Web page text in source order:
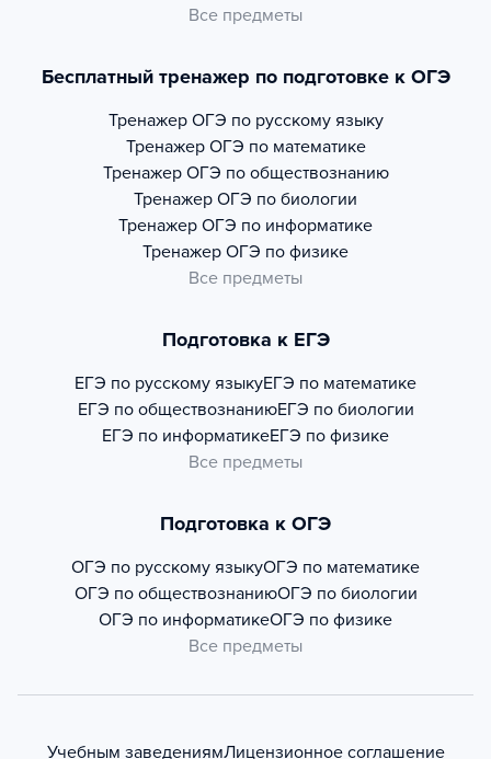
Все предметы
Бесплатный тренажер по подготовке к ОГЭ
Тренажер ОГЭ по русскому языку
Тренажер ОГЭ по математике
Тренажер ОГЭ по обществознанию
Тренажер ОГЭ по биологии
Тренажер ОГЭ по информатике
Тренажер ОГЭ по физике
Все предметы
Подготовка к ЕГЭ
ЕГЭ по русскому языкуЕГЭ по математике
ЕГЭ по обществознаниюЕГЭ по биологии
ЕГЭ по информатикеЕГЭ по физике
Все предметы
Подготовка к ОГЭ
ОГЭ по русскому языкуОГЭ по математике
ОГЭ по обществознаниюОГЭ по биологии
ОГЭ по информатикеОГЭ по физике
Все предметы
Учебным заведениямЛицензионное соглашение